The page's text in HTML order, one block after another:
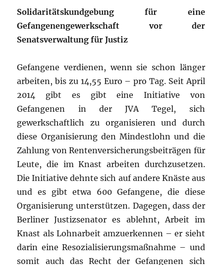
Solidaritätskundgebung für eine
Gefangenengewerkschaft vor der
Senatsverwaltung für Justiz
Gefangene verdienen, wenn sie schon länger
arbeiten, bis zu 14,55 Euro – pro Tag. Seit April
2014 gibt es gibt eine Initiative von
Gefangenen in der JVA Tegel, sich
gewerkschaftlich zu organisieren und durch
diese Organisierung den Mindestlohn und die
Zahlung von Rentenversicherungsbeiträgen für
Leute, die im Knast arbeiten durchzusetzen.
Die Initiative dehnte sich auf andere Knäste aus
und es gibt etwa 600 Gefangene, die diese
Organisierung unterstützen. Dagegen, dass der
Berliner Justizsenator es ablehnt, Arbeit im
Knast als Lohnarbeit amzuerkennen – er sieht
darin eine Resozialisierungsmaßnahme – und
somit auch das Recht der Gefangenen sich